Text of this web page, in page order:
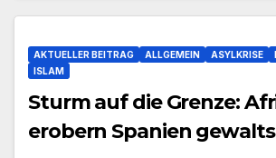
AKTUELLER BEITRAG ALLGEMEIN ASYLKRISE
ISLAM
Sturm auf die Grenze:
erobern Spanien